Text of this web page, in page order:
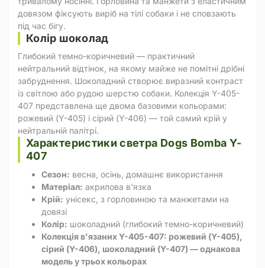
довязом фіксують виріб на тілі собаки і не сповзають
під час бігу.
Колір шоколад
Глибокий темно-коричневий — практичний
нейтральний відтінок, на якому майже не помітні дрібні
забруднення. Шоколадний створює виразний контраст
із світлою або рудою шерстю собаки. Колекція Y-405-
407 представлена ще двома базовими кольорами:
рожевий (Y-405) і сірий (Y-406) — той самий крій у
нейтральній палітрі.
Характеристики светра Dogs Bomba Y-
407
Сезон: весна, осінь, домашнє використання
Матеріал: акрилова в'язка
Крій: унісекс, з горловиною та манжетами на
довязі
Колір: шоколадний (глибокий темно-коричневий)
Колекція в'язаних Y-405-407: рожевий (Y-405),
сірий (Y-406), шоколадний (Y-407) — однакова
модель у трьох кольорах